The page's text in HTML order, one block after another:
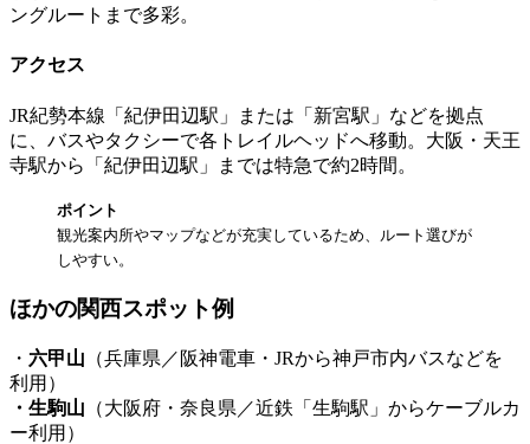
ングルートまで多彩。
アクセス
JR紀勢本線「紀伊田辺駅」または「新宮駅」などを拠点
に、バスやタクシーで各トレイルヘッドへ移動。大阪・天王
寺駅から「紀伊田辺駅」までは特急で約2時間。
ポイント
観光案内所やマップなどが充実しているため、ルート選びが
しやすい。
ほかの関西スポット例
・ 六甲山 （兵庫県／阪神電車・JRから神戸市内バスなどを
利用）
・生駒山 （大阪府・奈良県／近鉄「生駒駅」からケーブルカ
ー利用）